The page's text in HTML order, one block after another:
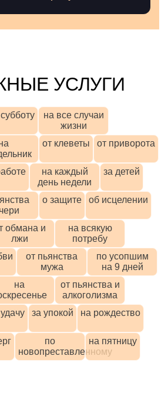
УСЛУГИ
на все случаи
жизни
от клеветы от приворота
на каждый
день недели
за детей
о защите об исцелении
обмана и
лжи
на всякую
потребу
от пьянства
мужа
по усопшим
на 9 дней
на
от пьянства и
алкоголизма
за упокой на рождество
по
новопреставленному
на пятницу